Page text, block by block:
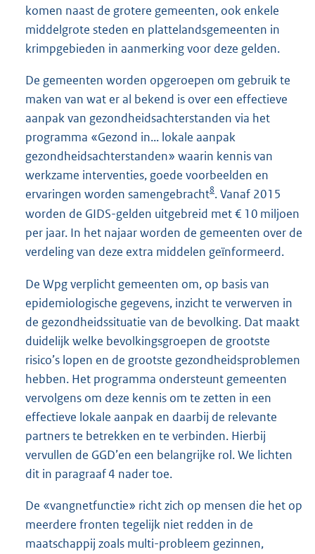
komen naast de grotere gemeenten, ook enkele
middelgrote steden en plattelandsgemeenten in
krimpgebieden in aanmerking voor deze gelden.
De gemeenten worden opgeroepen om gebruik te
maken van wat er al bekend is over een effectieve
aanpak van gezondheidsachterstanden via het
programma «Gezond in... lokale aanpak
gezondheidsachterstanden» waarin kennis van
werkzame interventies, goede voorbeelden en
ervaringen worden samengebracht8. Vanaf 2015
worden de GIDS-gelden uitgebreid met € 10 miljoen
per jaar. In het najaar worden de gemeenten over de
verdeling van deze extra middelen geïnformeerd.
De Wpg verplicht gemeenten om, op basis van
epidemiologische gegevens, inzicht te verwerven in
de gezondheidssituatie van de bevolking. Dat maakt
duidelijk welke bevolkingsgroepen de grootste
risico’s lopen en de grootste gezondheidsproblemen
hebben. Het programma ondersteunt gemeenten
vervolgens om deze kennis om te zetten in een
effectieve lokale aanpak en daarbij de relevante
partners te betrekken en te verbinden. Hierbij
vervullen de GGD’en een belangrijke rol. We lichten
dit in paragraaf 4 nader toe.
De «vangnetfunctie» richt zich op mensen die het op
meerdere fronten tegelijk niet redden in de
maatschappij zoals multi-probleem gezinnen,